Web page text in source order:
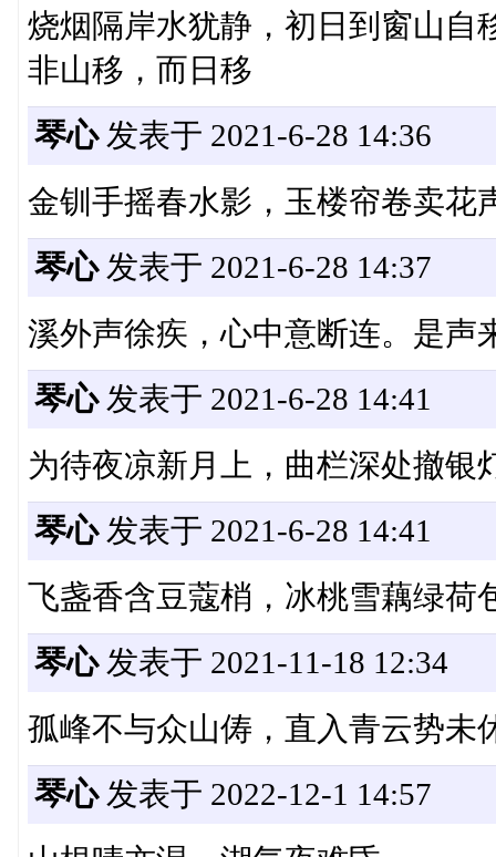
烧烟隔岸水犹静，初日到窗山自
非山移，而日移
琴心发表于 2021-6-28 14:36
金钏手摇春水影，玉楼帘卷卖花
琴心发表于 2021-6-28 14:37
溪外声徐疾，心中意断连。是声
琴心发表于 2021-6-28 14:41
为待夜凉新月上，曲栏深处撤银
琴心发表于 2021-6-28 14:41
飞盏香含豆蔻梢，冰桃雪藕绿荷
琴心发表于 2021-11-18 12:34
孤峰不与众山俦，直入青云势未
琴心发表于 2022-12-1 14:57